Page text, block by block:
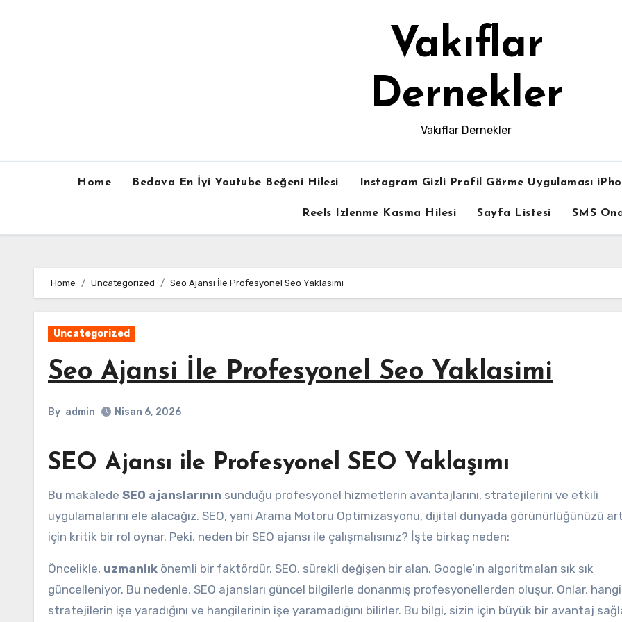
Vakıflar
Dernekler
Vakıflar Dernekler
Home Bedava En İyi Youtube Beğeni Hilesi Instagram Gizli Profil Görme Uygulaması
Reels Izlenme Kasma Hilesi Sayfa Listesi SMS
Home Uncategorized Seo Ajansi İle Profesyonel Seo Yaklasimi
Uncategorized
Seo Ajansi İle Profesyonel Seo Yaklasimi
By admin Nisan 6, 2026
SEO Ajansı ile Profesyonel SEO Yaklaşımı
Bu makalede SEO ajanslarının sunduğu profesyonel hizmetlerin avantajlarını, stratejilerini ve etkili
uygulamalarını ele alacağız. SEO, yani Arama Motoru Optimizasyonu, dijital dünyada görünürlüğünüzü
için kritik bir rol oynar. Peki, neden bir SEO ajansı ile çalışmalısınız? İşte birkaç neden:
Öncelikle, uzmanlık önemli bir faktördür. SEO, sürekli değişen bir alan. Google’ın algoritmaları sık sık
güncelleniyor. Bu nedenle, SEO ajansları güncel bilgilerle donanmış profesyonellerden oluşur. Onlar, hangi
stratejilerin işe yaradığını ve hangilerinin işe yaramadığını bilirler. Bu bilgi, sizin için büyük bir avantaj